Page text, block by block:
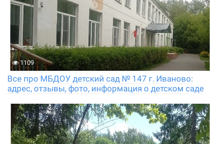
1109
Все про МБДОУ детский сад № 147 г. Иваново:
адрес, отзывы, фото, информация о детском саде